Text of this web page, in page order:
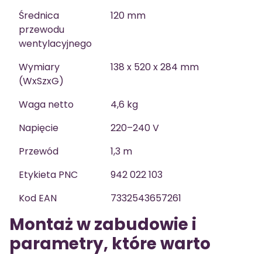
Średnica
przewodu
wentylacyjnego
120 mm
Wymiary
(WxSzxG)
138 x 520 x 284 mm
Waga netto
4,6 kg
Napięcie
220–240 V
Przewód
1,3 m
Etykieta PNC
942 022 103
Kod EAN
7332543657261
Montaż w zabudowie i
parametry, które warto